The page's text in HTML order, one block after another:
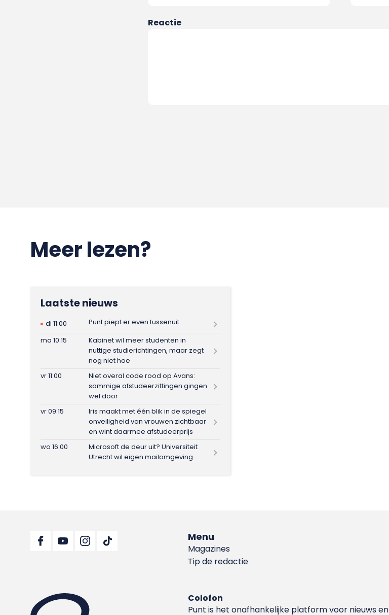
Reactie
Meer lezen?
Laatste nieuws
di 11:00
Punt piept er even tussenuit
ma 10:15
Kabinet wil meer studenten in
nuttige studierichtingen, maar zegt
nog niet hoe
vr 11:00
Niet overal code rood op Avans:
sommige afstudeerzittingen gingen
wel door
vr 09:15
Iris maakt met één blik in de spiegel
onveiligheid van vrouwen zichtbaar
en wint daarmee afstudeerprijs
wo 16:00
Microsoft de deur uit? Universiteit
Utrecht wil eigen mailomgeving
Menu
Magazines
Tip de redactie
Colofon
Punt is het onafhankelijke platform voor nieuws